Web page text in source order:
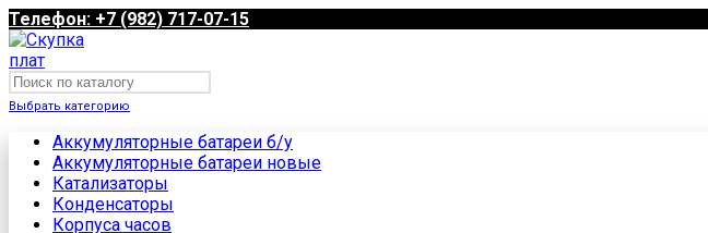
Телефон: +7 (982) 717-07-15
Выбрать категорию
Аккумуляторные батареи б/у
Аккумуляторные батареи новые
Катализаторы
Конденсаторы
Корпуса часов